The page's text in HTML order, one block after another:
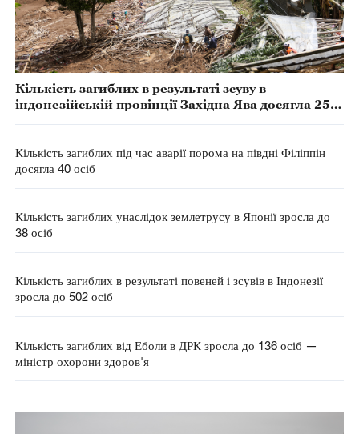
Кількість загиблих в результаті зсуву в
індонезійській провінції Західна Ява досягла 25
Кількість загиблих під час аварії порома на півдні Філіппін
досягла 40 осіб
Кількість загиблих унаслідок землетрусу в Японії зросла до
38 осіб
Кількість загиблих в результаті повеней і зсувів в Індонезії
зросла до 502 осіб
Кількість загиблих від Еболи в ДРК зросла до 136 осіб —
міністр охорони здоров'я